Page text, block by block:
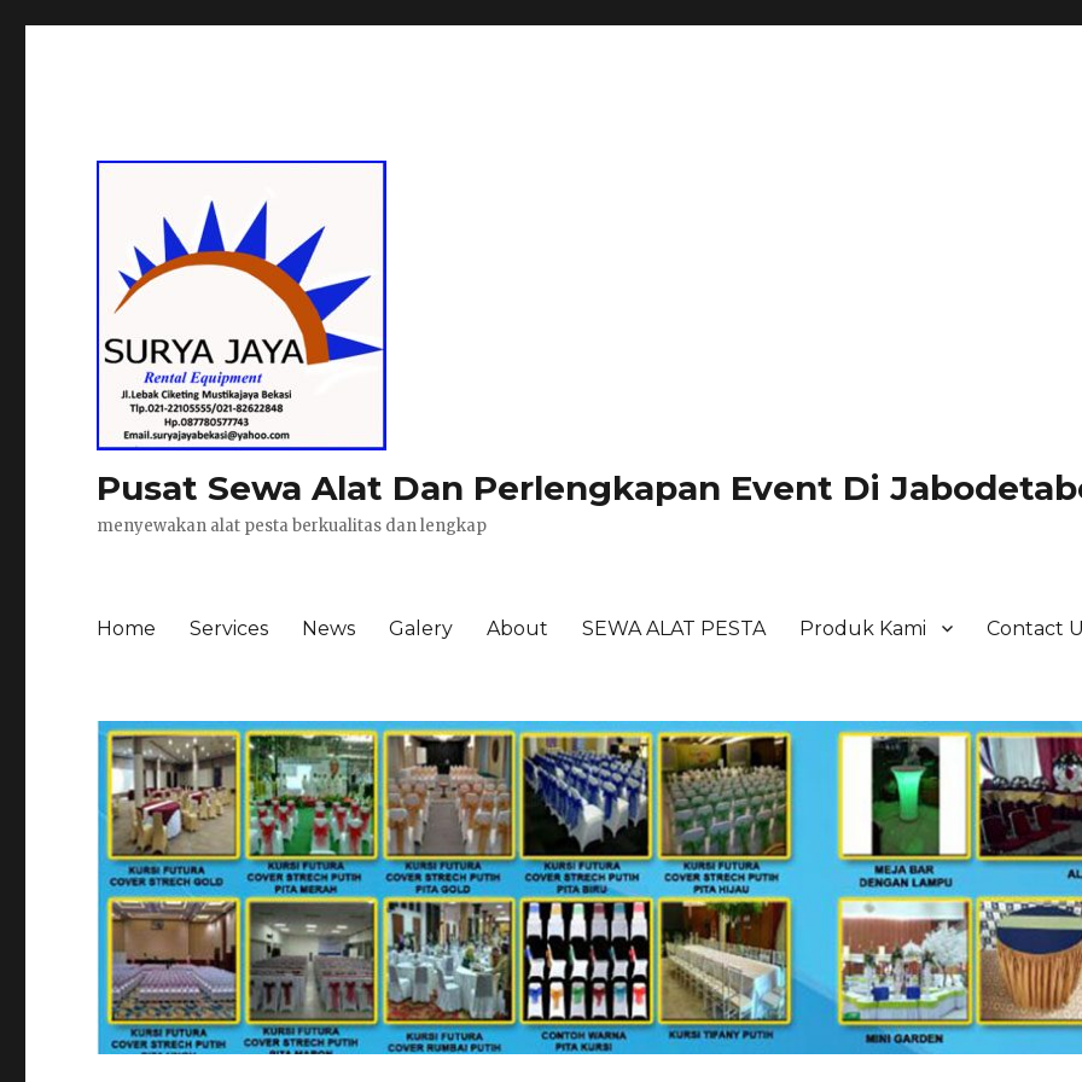
Pusat Sewa Alat Dan Perlengkapan Event Di
menyewakan alat pesta berkualitas dan lengkap
Home Services News Galery About SEWA ALAT PESTA Produk Kami Contact